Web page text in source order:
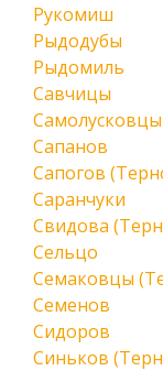
Рукомиш
Рыдодубы
Рыдомиль
Савчицы
Самолусковцы
Сапанов
Сапогов
Саранчуки
Свидова
Сельцо
Семаковцы
Семенов
Сидоров
Синьков